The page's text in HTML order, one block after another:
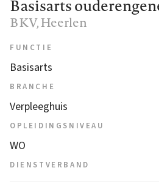
Basisarts
BKV, Heerlen
FUNCTIE
Basisarts
BRANCHE
Verpleeghuis
OPLEIDINGSNIVEAU
WO
DIENSTVERBAND